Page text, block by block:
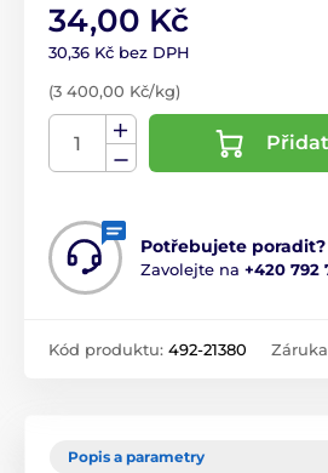
34,00 Kč
30,36 Kč bez DPH
(3 400,00 Kč/kg)
Potřebujete poradit?
Zavolejte na +420 792
Kód produktu: 492-21380
Popis a parametry